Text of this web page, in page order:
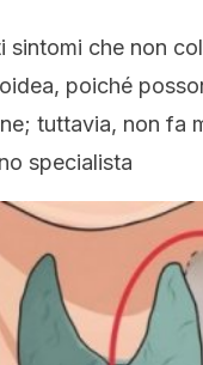
sintomi che non
poiché
tuttavia, non fa
specialista